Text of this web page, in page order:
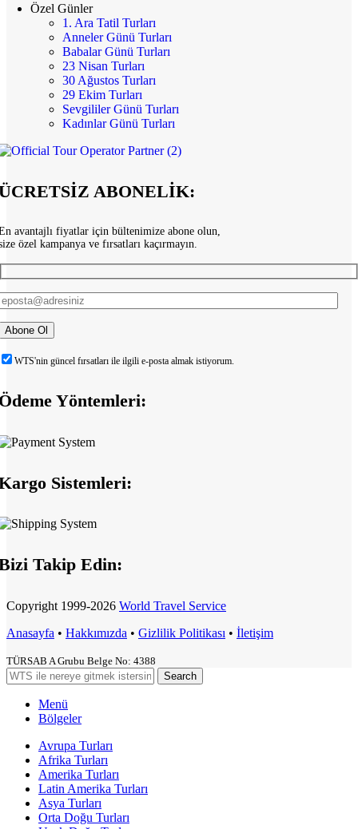
Özel Günler
1. Ara Tatil Turları
Anneler Günü Turları
Babalar Günü Turları
23 Nisan Turları
30 Ağustos Turları
29 Ekim Turları
Sevgililer Günü Turları
Kadınlar Günü Turları
ABONELİK:
avantajlı fiyatlar için bültenimize abone olun,
özel kampanya ve fırsatları kaçırmayın.
WTS'nin güncel fırsatları ile ilgili e-posta almak istiyorum.
Yöntemleri:
Sistemleri:
Takip Edin:
Copyright 1999-2026 World Travel Service
Anasayfa • Hakkımızda • Gizlilik Politikası • İletişim
TÜRSAB A Grubu Belge No: 4388
Search
Menü
Bölgeler
Avrupa Turları
Afrika Turları
Amerika Turları
Latin Amerika Turları
Asya Turları
Orta Doğu Turları